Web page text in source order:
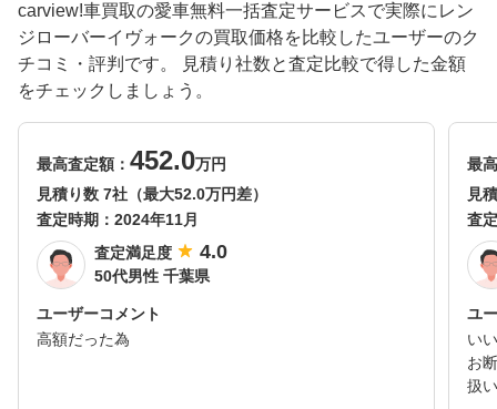
carview!車買取の愛車無料一括査定サービスで実際にレン
ジローバーイヴォークの買取価格を比較したユーザーのク
チコミ・評判です。 見積り社数と査定比較で得した金額
をチェックしましょう。
最高査定額： 452.0万円
見積り数 7社（最大52.0万円差）
査定時期： 2024年11月
査定満足度
4.0
50代男性 千葉県
ユーザーコメント
高額だった為
最
見
査
ユ
い
お
扱